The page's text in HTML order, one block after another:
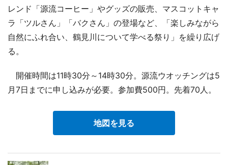
レンド「源流コーヒー」やグッズの販売、マスコットキャ
ラ「ツルさん」「バクさん」の登場など、「楽しみながら
自然にふれ合い、鶴見川について学べる祭り」を繰り広げ
る。
開催時間は11時30分～14時30分。源流ウオッチングは5
月7日までに申し込みが必要。参加費500円。先着70人。
地図を見る